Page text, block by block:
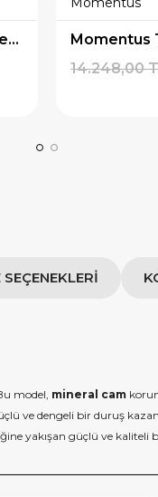
Momentus TM348S-04SS Erkek Kol Saati
14.248,00
model, mineral cam
ve dengeli bir duruş
yakışan güçlü ve kaliteli
1.000 TL Hediye Çeki